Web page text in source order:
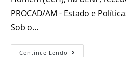
PROCAD/AM - Estado e
Sob o…
Continue Lendo